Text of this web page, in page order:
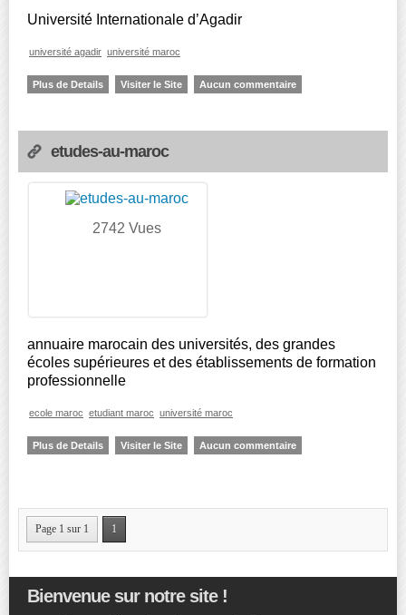
Université Internationale d’Agadir
université agadir université maroc
Plus de Details Visiter le Site Aucun commentaire
etudes-au-maroc
2742 Vues
annuaire marocain des universités, des grandes
écoles supérieures et des établissements de formation
professionnelle
ecole maroc etudiant maroc université maroc
Plus de Details Visiter le Site Aucun commentaire
Page 1 sur 1 1
Bienvenue sur notre site !